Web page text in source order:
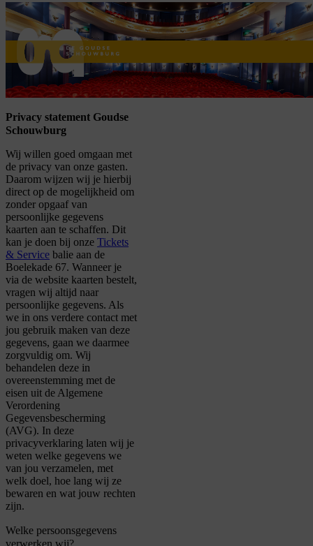
home
Privacy statement Goudse
Schouwburg
Wij willen goed omgaan met
de privacy van onze gasten.
Daarom wijzen wij je hierbij
direct op de mogelijkheid om
zonder opgaaf van
persoonlijke gegevens
kaarten aan te schaffen. Dit
kan je doen bij onze Tickets
& Service balie aan de
Boelekade 67. Wanneer je
via de website kaarten bestelt,
vragen wij altijd naar
persoonlijke gegevens. Als
we in ons verdere contact met
jou gebruik maken van deze
gegevens, gaan we daarmee
zorgvuldig om. Wij
behandelen deze in
overeenstemming met de
eisen uit de Algemene
Verordening
Gegevensbescherming
(AVG). In deze
privacyverklaring laten wij je
weten welke gegevens we
van jou verzamelen, met
welk doel, hoe lang wij ze
bewaren en wat jouw rechten
zijn.
Welke persoonsgegevens
verwerken wij?